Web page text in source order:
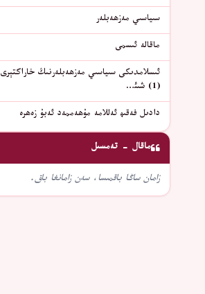
سىياسىي مەزھەبلەر
ماقالە ئىسمى
ئىسلامدىكى سىياسىي مەزھەبلەرنىڭ خاراكتېرى
(1) شىئ…
دادىل فەقىھ ئەللامە مۇھەممەد ئەبۇ زەھرە
ماقال - تەمسىل
زامان ساڭا باقمىسا، سەن زامانغا باق.